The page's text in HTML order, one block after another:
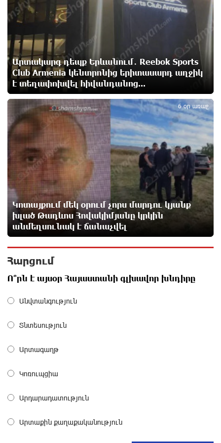
Ռուսաստանի հետ խնդիրները պետք է լուծել
դիվանագիտական ճանապարհով․ Նարեկ
Կարապետյան
12 ժամ առաջ
Վաղը մենք ԱԺ չենք գալու. Նարեկ Կարապետյան
ՈւՂԻՂ. Նարեկ Կարապետյանը հանդես է գալիս
հայտարարությամբ
12 ժամ առաջ
Moody’s-ը IDBank-ի վարկանիշային հեռանկարը
փոխել է դրականի
12 ժամ առաջ
Վեհափառի անձնագրի մեջ գրված է՝ Գարեգին Բ․
նույնիսկ քննիչներն ու դատախազներն են այդպես
29.800 քկմ տարածքը կրճատվեց. Վարդևանյանը՝
Ֆասթ Բանկը Սևան Ստարտափ Սամմիթին
Սավգուլյան
Արտակարգ դեպք Երևանում․ Reebok Sports
Club Armenia կենտրոնից երիտասարդ աղջիկ
է տեղափոխվել հիվանդանոց...
Կոտայքում մեկ օրում չորս մարդու կյանք
խլած Թադևոս Հովակիմյանը կրկին
անմեղսունակ է ճանաչվել
6 օր առաջ
5
Հարցում
Ո՞րն է այսօր Հայաստանի գլխավոր խնդիրը
Անվտանգություն
Տնտեսություն
Արտագաղթ
Կոռուպցիա
Արդարադատություն
Արտաքին քաղաքականություն